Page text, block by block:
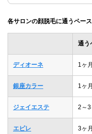
各サロンの顔脱毛に通うペー
通う
ディオーネ 1ヶ
銀座カラー 1ヶ
ジェイエステ 2～3
エピレ 3ヶ